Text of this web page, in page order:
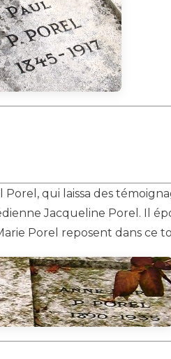
qui laissa des
Jacqueline Porel. Il
Porel reposent dans ce